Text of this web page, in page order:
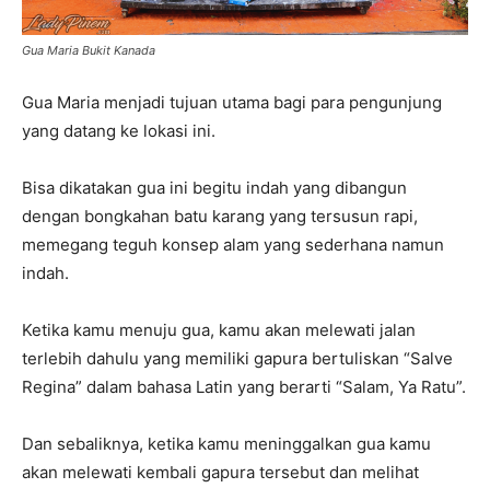
Gua Maria Bukit Kanada
Gua Maria menjadi tujuan utama bagi para pengunjung
yang datang ke lokasi ini.
Bisa dikatakan gua ini begitu indah yang dibangun
dengan bongkahan batu karang yang tersusun rapi,
memegang teguh konsep alam yang sederhana namun
indah.
Ketika kamu menuju gua, kamu akan melewati jalan
terlebih dahulu yang memiliki gapura bertuliskan “Salve
Regina” dalam bahasa Latin yang berarti “Salam, Ya Ratu”.
Dan sebaliknya, ketika kamu meninggalkan gua kamu
akan melewati kembali gapura tersebut dan melihat